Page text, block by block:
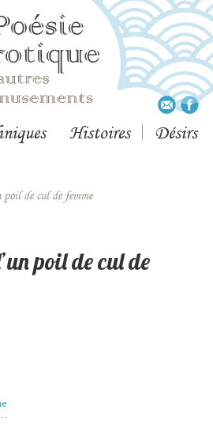
Histoires Désirs
poil de cul de femme
poil de cul de